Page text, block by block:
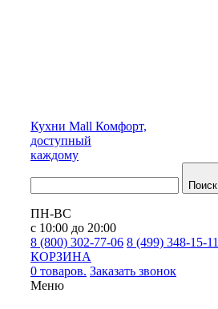
Кухни Mall Комфорт,
доступный
каждому
Поиск
ПН-ВС
с 10:00 до 20:00
8 (800) 302-77-06 8 (499) 348-15-11
КОРЗИНА
0 товаров. Заказать звонок
Меню